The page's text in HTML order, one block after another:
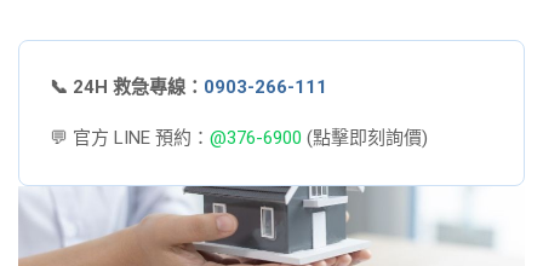
📞 24H 救急專線： 0903-266-111
💬 官方 LINE 預約： @376-6900 (點擊即刻詢價)